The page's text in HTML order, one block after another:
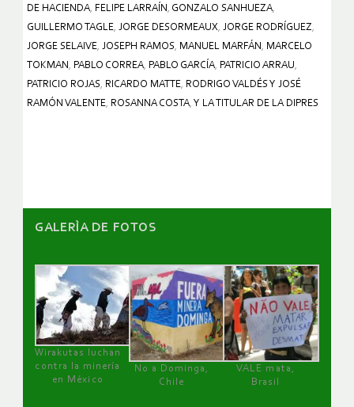
DE HACIENDA, FELIPE LARRAÍN , GONZALO SANHUEZA,
GUILLERMO TAGLE, JORGE DESORMEAUX, JORGE RODRÍGUEZ,
JORGE SELAIVE, JOSEPH RAMOS, MANUEL MARFÁN , MARCELO
TOKMAN , PABLO CORREA, PABLO GARCÍA, PATRICIO ARRAU,
PATRICIO ROJAS, RICARDO MATTE, RODRIGO VALDÉS Y JOSÉ
RAMÓN VALENTE, ROSANNA COSTA, Y LA TITULAR DE LA DIPRES
GALERÌA DE FOTOS
Wirakutas luchan
contra la minería
en México
No a Dominga,
Chile
VALE mata,
Brasil